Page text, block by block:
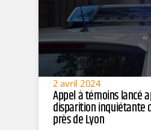
2 avril 2024
Appel à témoins lancé
disparition inquiétante
près de Lyon